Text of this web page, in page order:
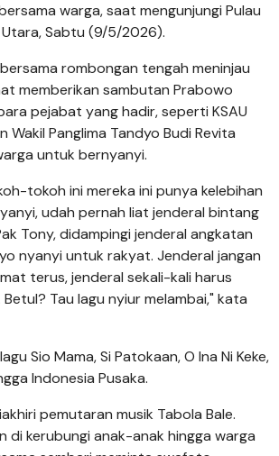
warga, saat mengunjungi Pulau
Utara, Sabtu (9/5/2026).
rombongan tengah meninjau
memberikan sambutan Prabowo
pejabat yang hadir, seperti KSAU
Wakil Panglima Tandyo Budi Revita
untuk bernyanyi.
tokoh ini mereka ini punya kelebihan
udah pernah liat jenderal bintang
Tony, didampingi jenderal angkatan
nyanyi untuk rakyat. Jenderal jangan
terus, jenderal sekali-kali harus
Tau lagu nyiur melambai," kata
Sio Mama, Si Patokaan, O Ina Ni Keke,
Indonesia Pusaka.
pemutaran musik Tabola Bale.
di kerubungi anak-anak hingga warga